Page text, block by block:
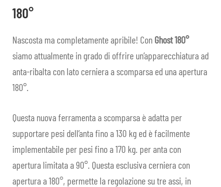
SHOP
CONTATTI
180°
Nascosta ma completamente apribile! Con Ghost 180°
siamo attualmente in grado di offrire un’apparecchiatura ad
anta-ribalta con lato cerniera a scomparsa ed una apertura
180°.
Questa nuova ferramenta a scomparsa è adatta per
supportare pesi dell’anta fino a 130 kg ed è facilmente
implementabile per pesi fino a 170 kg. per anta con
apertura limitata a 90°. Questa esclusiva cerniera con
apertura a 180°, permette la regolazione su tre assi, in